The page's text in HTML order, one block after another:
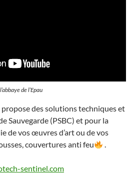
de l’Epau
propose des solutions techniques et
Sauvegarde (PSBC) et pour la
de vos œuvres d’art ou de vos
couvertures anti feu
.
sentinel.com